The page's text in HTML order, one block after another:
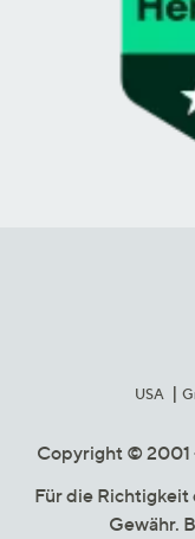
USA
Copyright © 2001
Für die
Gewähr.